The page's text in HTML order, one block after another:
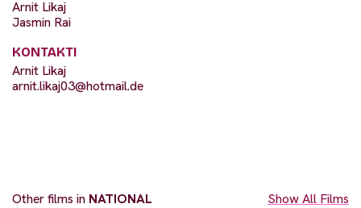
Arnit Likaj
Jasmin Rai
KONTAKTI
Arnit Likaj
arnit.likaj03@hotmail.de
Other films in NATIONAL Show All Films